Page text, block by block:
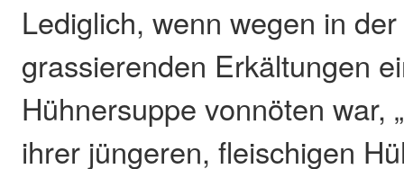
Lediglich, wenn wegen in
grassierenden Erkältungen
Hühnersuppe vonnöten war,
ihrer jüngeren, fleischigen